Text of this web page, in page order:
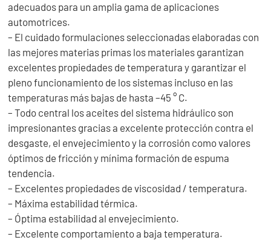
adecuados para un amplia gama de aplicaciones
automotrices.
– El cuidado formulaciones seleccionadas elaboradas con
las mejores materias primas los materiales garantizan
excelentes propiedades de temperatura y garantizar el
pleno funcionamiento de los sistemas incluso en las
temperaturas más bajas de hasta –45 ° C.
– Todo central los aceites del sistema hidráulico son
impresionantes gracias a excelente protección contra el
desgaste, el envejecimiento y la corrosión como valores
óptimos de fricción y mínima formación de espuma
tendencia.
– Excelentes propiedades de viscosidad / temperatura.
– Máxima estabilidad térmica.
– Óptima estabilidad al envejecimiento.
– Excelente comportamiento a baja temperatura.